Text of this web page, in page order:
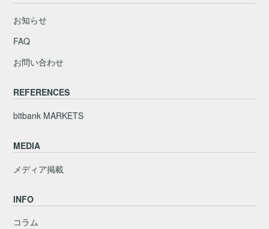
お知らせ
FAQ
お問い合わせ
REFERENCES
bitbank MARKETS
MEDIA
メディア掲載
INFO
コラム